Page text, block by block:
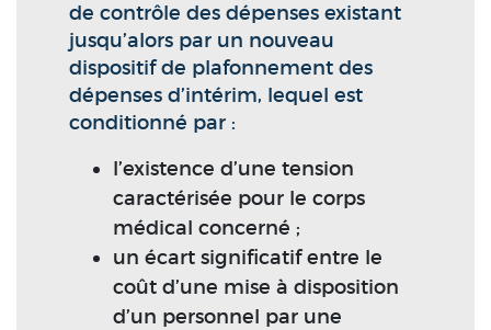
de contrôle des dépenses existant
jusqu’alors par un nouveau
dispositif de plafonnement des
dépenses d’intérim, lequel est
conditionné par :
l’existence d’une tension
caractérisée pour le corps
médical concerné ;
un écart significatif entre le
coût d’une mise à disposition
d’un personnel par une